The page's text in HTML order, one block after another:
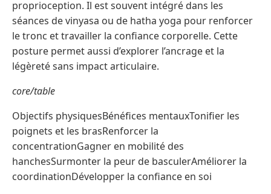
proprioception. Il est souvent intégré dans les
séances de vinyasa ou de hatha yoga pour renforcer
le tronc et travailler la confiance corporelle. Cette
posture permet aussi d’explorer l’ancrage et la
légèreté sans impact articulaire.
core/table
Objectifs physiquesBénéfices mentauxTonifier les
poignets et les brasRenforcer la
concentrationGagner en mobilité des
hanchesSurmonter la peur de basculerAméliorer la
coordinationDévelopper la confiance en soi